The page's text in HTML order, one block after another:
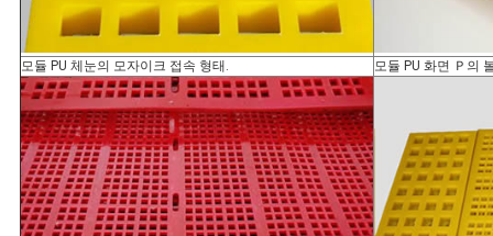
모듈 PU 체눈의 모자이크 접속 형태. 모듈 PU 화면 Ｐ의